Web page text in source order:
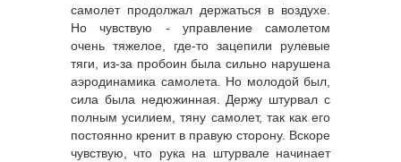
самолет продолжал держаться в воздухе.
Но чувствую - управление самолетом
очень тяжелое, где-то зацепили рулевые
тяги, из-за пробоин была сильно нарушена
аэродинамика самолета. Но молодой был,
сила была недюжинная. Держу штурвал с
полным усилием, тяну самолет, так как его
постоянно кренит в правую сторону. Вскоре
чувствую, что рука на штурвале начинает